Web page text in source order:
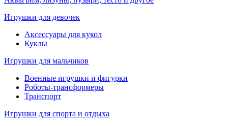
Игрушки для девочек
Аксессуары для кукол
Куклы
Игрушки для мальчиков
Военные игрушки и фигурки
Роботы-трансформеры
Транспорт
Игрушки для спорта и отдыха